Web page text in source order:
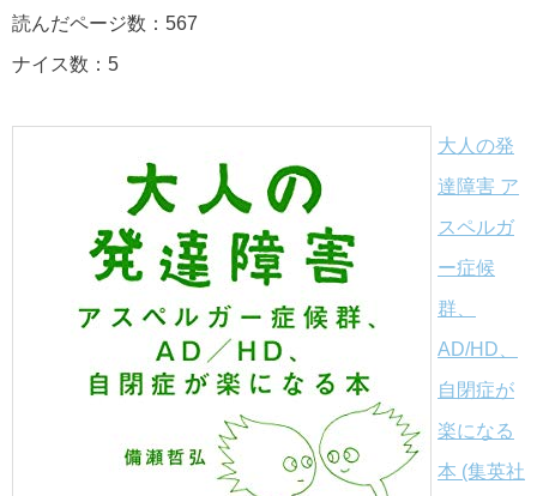
読んだページ数：567
ナイス数：5
大人の発
達障害 ア
スペルガ
ー症候
群、
AD/HD、
自閉症が
楽になる
本 (集英社